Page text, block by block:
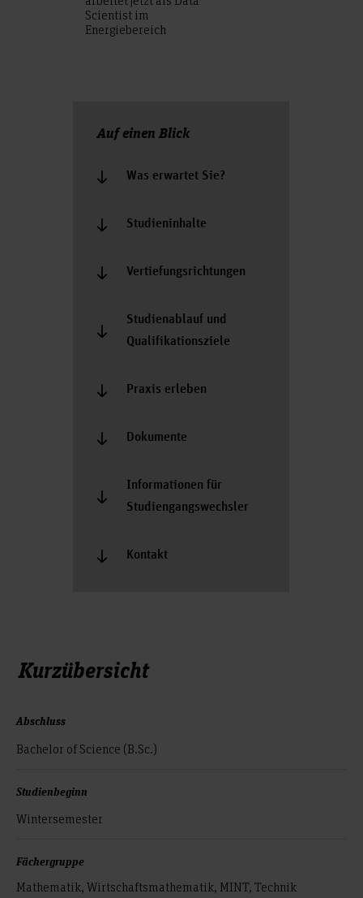
Scientist im
Energiebereich
Auf einen Blick
Was erwartet Sie?
Studieninhalte
Vertiefungsrichtungen
Studienablauf und
Qualifikationsziele
Praxis erleben
Dokumente
Informationen für
Studiengangswechsler
Kontakt
Kurzübersicht
Abschluss
Bachelor of Science (B.Sc.)
Studienbeginn
Wintersemester
Fächergruppe
Mathematik, Wirtschaftsmathematik, MINT, Technik